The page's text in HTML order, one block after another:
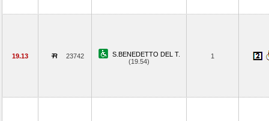
19.13 23742
S.BENEDETTO DEL T.
(19.54)
1